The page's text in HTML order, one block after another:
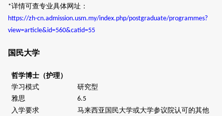
*详情可查专业具体网址：
https://zh-cn.admission.usm.my/index.php/postgraduate/programmes?
view=article&id=560&catid=55
国民大学
哲学博士（护理）
学习模式
研究型
雅思
6.5
入学要求
马来西亚国民大学或大学参议院认可的其他